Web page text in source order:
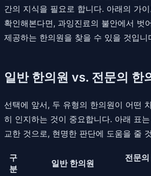
간의 지식을 필요로 합니다. 아래의 가
확인해본다면, 과잉진료의 불안에서 벗
제공하는 한의원을 찾을 수 있을 것입니
일반 한의원 vs. 전문의 한
선택에 앞서, 두 유형의 한의원이 어떤
히 인지하는 것이 중요합니다. 아래 표
교한 것으로, 현명한 판단에 도움을 줄
구
분
일반 한의원
전문